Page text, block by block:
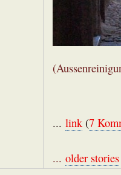
... link(7
... older stories